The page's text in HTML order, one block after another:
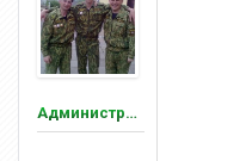
Администраторы